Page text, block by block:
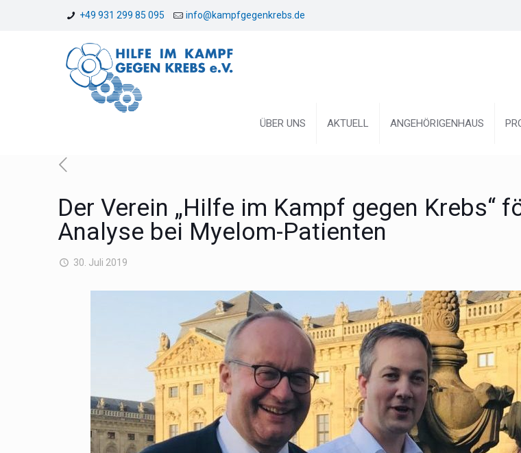
+49 931 299 85 095 info@kampfgegenkrebs.de
ÜBER UNS AKTUELL ANGEHÖRIGENHAUS
Der Verein „Hilfe im Kampf gegen Krebs“
Analyse bei Myelom-Patienten
30. Juli 2019